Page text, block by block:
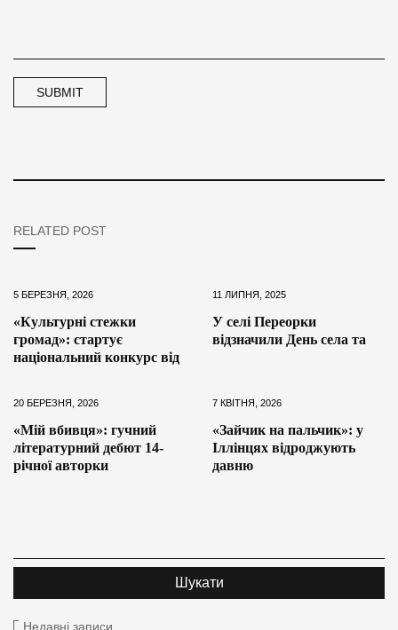
RELATED POST
5 БЕРЕЗНЯ, 2026
«Культурні стежки
громад»: стартує
національний конкурс від
11 ЛИПНЯ, 2025
У селі Переорки
відзначили День села та
20 БЕРЕЗНЯ, 2026
«Мій вбивця»: гучний
літературний дебют 14-
річної авторки
7 КВІТНЯ, 2026
«Зайчик на пальчик»: у
Іллінцях відроджують
давню
Недавні записи